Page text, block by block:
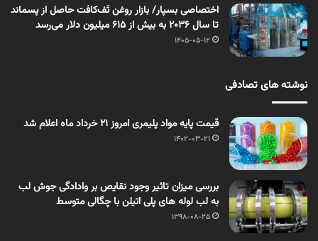
اختصاصی بسپار/ بازار روغن تَف‌کافت حاصل از پسماند
تا سال ۲۰۳۶ به بیش از ۶۱۵ میلیون دلار می‌رسد
1405-05-12
نوشته های تصادفی
قیمت پایه مواد پلیمری امروز 21 خرداد ماه اعلام شد
1402-03-21
بررسی میزان تاثیر وجود نقایص بر وادادگی جوش لب
به لب لوله های پلی اتیلن با چگالی متوسط
1398-08-25